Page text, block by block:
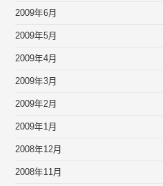
2009年6月
2009年5月
2009年4月
2009年3月
2009年2月
2009年1月
2008年12月
2008年11月